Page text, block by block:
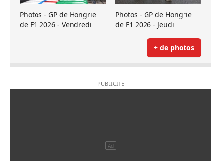
Photos - GP de Hongrie
de F1 2026 - Vendredi
Photos - GP de Hongrie
de F1 2026 - Jeudi
+ de photos